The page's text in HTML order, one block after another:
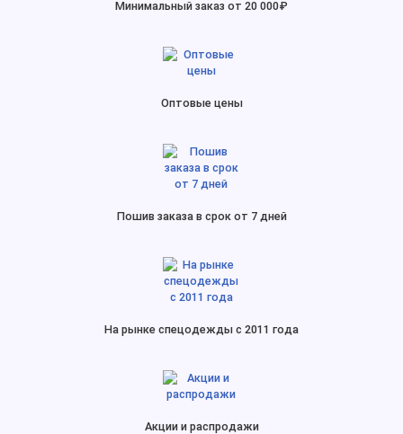
Минимальный заказ от 20 000₽
Оптовые цены
Пошив заказа в срок от 7 дней
На рынке спецодежды с 2011 года
Акции и распродажи